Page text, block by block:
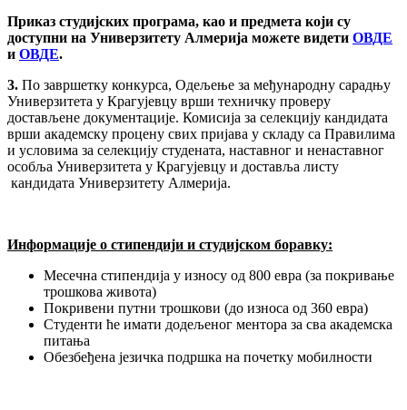
Приказ студијских програма, као и предмета који су
доступни на Универзитету Алмерија можете видети ОВДЕ
и ОВДЕ.
3. По завршетку конкурса, Одељење за међународну сарадњу
Универзитета у Крагујевцу врши техничку проверу
достављене документације. Комисија за селекцију кандидата
врши академску процену свих пријава у складу са Правилима
и условима за селекцију студената, наставног и ненаставног
особља Универзитета у Крагујевцу и доставља листу
кандидата Универзитету Алмерија.
Информације о стипендији и студијском боравку:
Месечна стипендија у износу од 800 евра (за покривање
трошкова живота)
Покривени путни трошкови (до износа од 360 евра)
Студенти ће имати додељеног ментора за сва академска
питања
Обезбеђена језичка подршка на почетку мобилности